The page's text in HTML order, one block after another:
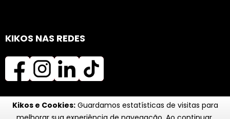
Kikos e Cookies:Guardamos estatísticas de visitas para
KIKOS NAS REDES